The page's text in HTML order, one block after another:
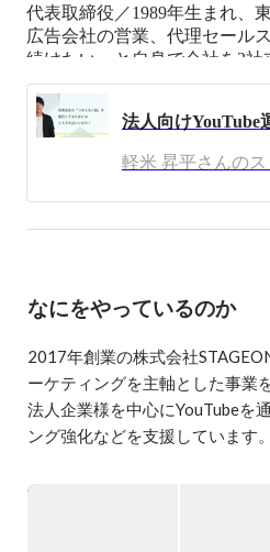
代表取締役／1989年生まれ、
広告会社の営業、代理セール
続けたい」と自身で会社を2社
大規模なプロモーションの運
ンサルの経験を経て、
たったの3名しかいなかった
売上ともに会社の規模は成長中
当時に提供を開始した『法人
は、マーケティング領域から
軽米 昇平さんの
なにをやっているのか
2017年創業の株式会社
ーケティングを主軸とした事業
法人企業様を中心にYouTubeを
ング強化などを支援しています。